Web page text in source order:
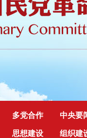
多党合作 中央要
思想建设 组织建